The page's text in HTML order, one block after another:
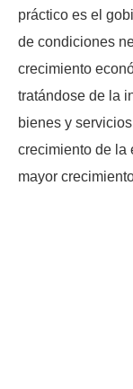
práctico es el
de condiciones
crecimiento
tratándose de la
bienes y
crecimiento de la
mayor